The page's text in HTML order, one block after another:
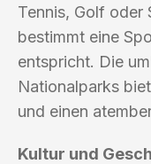
Tennis, Golf oder
bestimmt eine
entspricht. Die
Nationalparks
und einen
Kultur und